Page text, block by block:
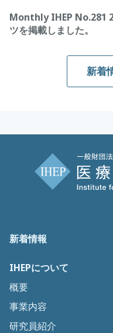
Monthly IHEP No.281
ツを掲載しました。
新着
新着情報
IHEPについて
概要
事業内容
研究員紹介